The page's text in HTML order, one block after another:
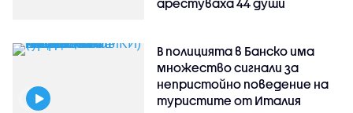
арестуваха 44 души
В полицията в Банско има
множество сигнали за
непристойно поведение на
туристите от Италия